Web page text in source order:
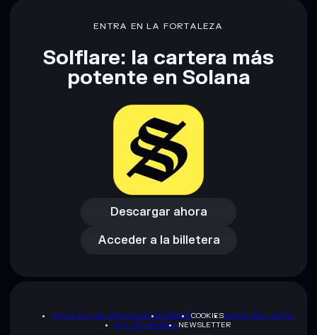
ENTRA EN LA FORTALEZA
Solflare: la cartera más
potente en Solana
Descargar ahora
Descargar ahora
Acceder a la billetera
Acceder a la billetera
POLÍTICA DE PRIVACIDADTERMSCOOKIESMAPA DEL SITIO
KIT DE MARCA NEWSLETTER